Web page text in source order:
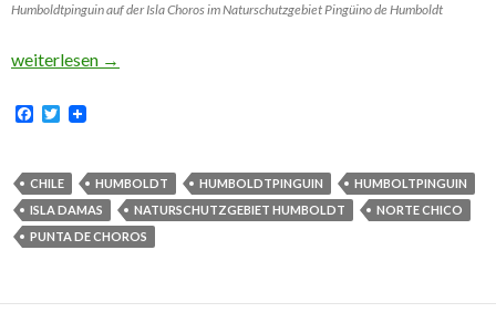
Humboldtpinguin auf der Isla Choros im Naturschutzgebiet Pingüino de Humboldt
Der Humboldt Nationalpark in Chile
weiterlesen →
F
b
o
o
k
T
t
e
r
CHILE HUMBOLDT HUMBOLDTPINGUIN
HUMBOLTPINGUIN
ISLA DAMAS
NATURSCHUTZGEBIET HUMBOLDT
NORTE CHICO
PUNTA DE CHOROS